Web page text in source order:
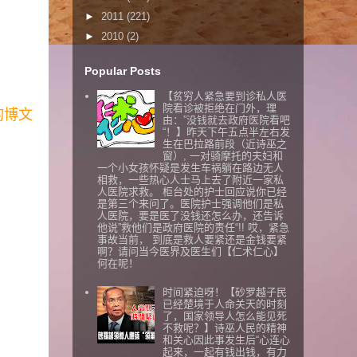
博文
► 2011 (221)
► 2010 (2)
Popular Posts
【贫穷人紧急要到诊私人医
院看诊被拒绝在门外，理
由：”没钱就去政府医院看吧
“！】昨天下午五点半左右发
生在巴拉路前段（近诗巫之
窗）, 一对骑摩托的夫妇和
一个小女孩怀疑是发生车祸躺在路边无人
相救，一些热心人士马上去了附近一家私
人医院求救。 柜台处的护士回应说你已经
是第三个来问了。医院护士强调他们是私
人医院，要是医了没钱还怎么办，还告诉
他说”救他们是政府医院的责任“!! 哎，紧急
事故当前， 到底是救人要紧还是金钱要紧
啊？请问当今医界及医生们【仁术仁心】
何在呢！
时间紧迫呀！【砂罗越子民
已经楚境于人命关天的时刻
了，国家领导人怎么能见死
不救呢？】诗巫人民的精神
和关心因此事发生后“心连心
起来，一起有钱出钱，有力